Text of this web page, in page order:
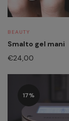
BEAUTY
Smalto gel mani
€24,00
17%